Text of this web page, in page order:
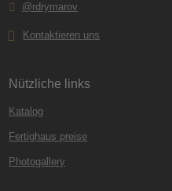
@rdrymarov
Kontaktieren uns
Nützliche links
Katalog
Fertighaus preise
Photogallery